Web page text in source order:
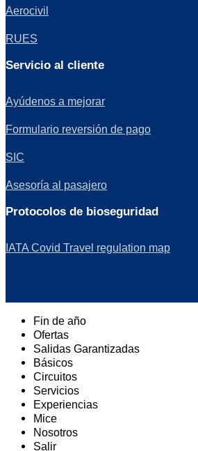
Aerocivil
RUES
Servicio al cliente
Ayúdenos a mejorar
Formulario reversión de pago
SIC
Asesoría al pasajero
Protocolos de bioseguridad
IATA Covid Travel regulation map
Fin de año
Ofertas
Salidas Garantizadas
Básicos
Circuitos
Servicios
Experiencias
Mice
Nosotros
Salir